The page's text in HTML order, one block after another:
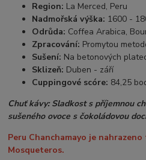
Region: La Merced, Peru
Nadmořská výška: 1600 -
Odrůda: Coffea Arabica,
Zpracování: Promytou
Sušení: Na betonových
Sklizeň: Duben - září
Cuppingové scóre: 84,25
Chuť kávy: Sladkost s příjemnou
sušeného ovoce s čokoládovou
Peru Chanchamayo je
Mosqueteros.